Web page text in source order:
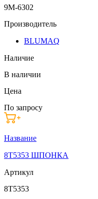
9M-6302
Производитель
BLUMAQ
Наличие
В наличии
Цена
По запросу
Название
8T5353 ШПОНКА
Артикул
8T5353